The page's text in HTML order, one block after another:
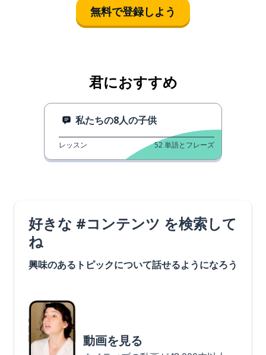
無料で登録しよう
君におすすめ
私たちの8人の子供
レッスン 52単語とフレーズ
好きな #コンテンツ を検索して
ね
興味のあるトピックについて話せるようになろう
動画を見る